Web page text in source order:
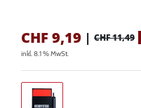
CHF 9,19 | CHF 11,49
inkl. 8.1 % MwSt.